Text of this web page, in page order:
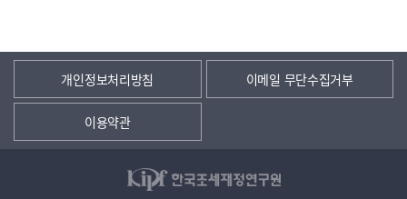
개인정보처리방침 이메일 무단수집거부
이용약관